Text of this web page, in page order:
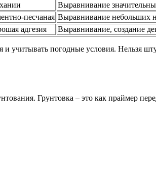
Выравнивание
песчаная Выравнивание небольших
адгезия Выравнивание, создание
учитывать погодные условия. Нельзя
Грунтовка – это как праймер